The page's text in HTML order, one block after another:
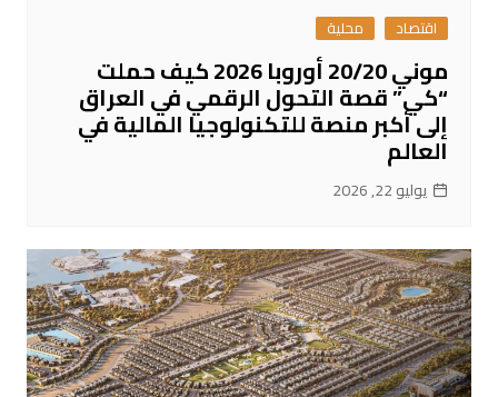
اقتصاد محلية
موني 20/20 أوروبا 2026 كيف حملت
“كي” قصة التحول الرقمي في العراق
إلى أكبر منصة للتكنولوجيا المالية في
العالم
يوليو 22, 2026